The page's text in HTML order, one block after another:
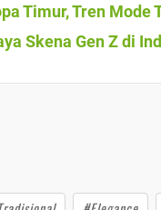
Timur, Tren
Skena Gen Z di